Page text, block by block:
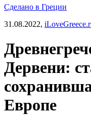
Сделано в Греции
31.08.2022,
Дервени:
Европе